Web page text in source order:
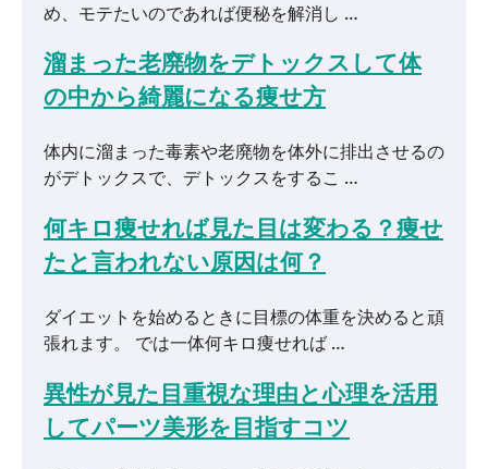
め、モテたいのであれば便秘を解消し …
溜まった老廃物をデトックスして体
の中から綺麗になる痩せ方
体内に溜まった毒素や老廃物を体外に排出させるの
がデトックスで、デトックスをするこ …
何キロ痩せれば見た目は変わる？痩せ
たと言われない原因は何？
ダイエットを始めるときに目標の体重を決めると頑
張れます。 では一体何キロ痩せれば …
異性が見た目重視な理由と心理を活用
してパーツ美形を目指すコツ